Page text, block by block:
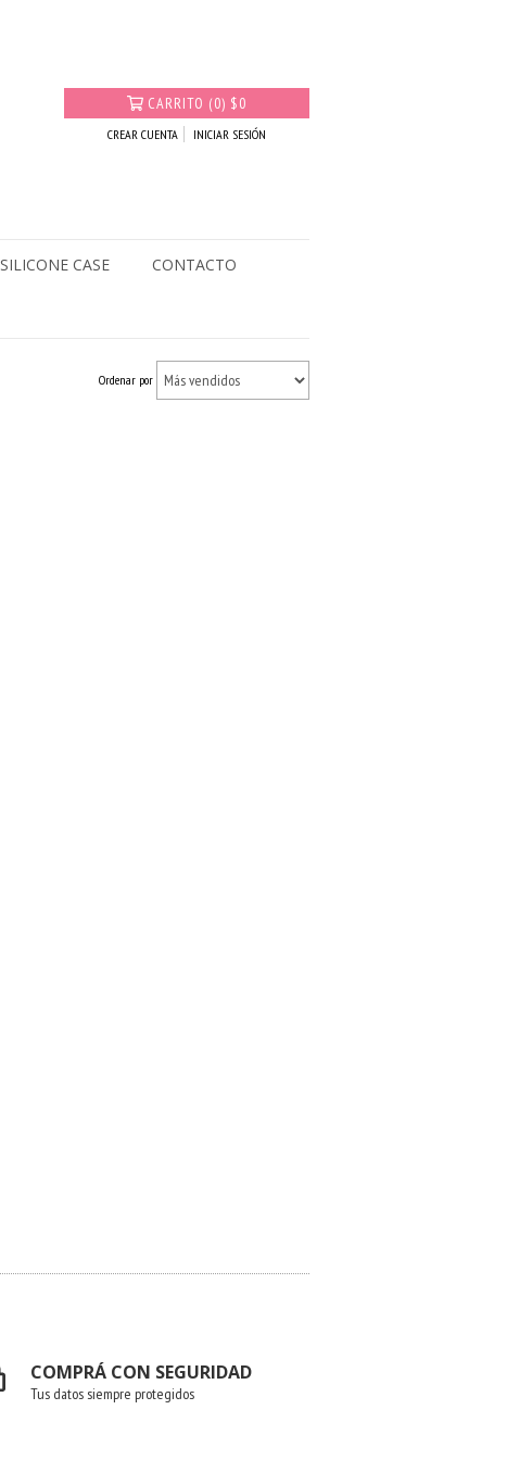
CARRITO (0) $0
CREAR CUENTA INICIAR SESIÓN
SILICONE CASE CONTACTO
Ordenar por
COMPRÁ CON SEGURIDAD
Tus datos siempre protegidos